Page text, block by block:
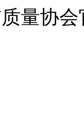
量协会